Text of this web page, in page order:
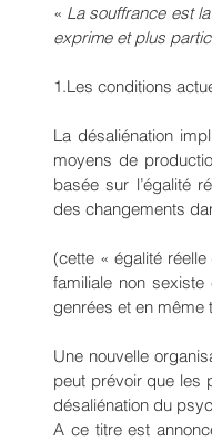
« La souffrance est
exprime et plus
1.Les conditions
La désaliénation
moyens de
basée sur l’égalité
des changements
(cette « égalité
familiale non sexiste
genrées et en même
Une nouvelle
peut prévoir que les
désaliénation du
A ce titre est